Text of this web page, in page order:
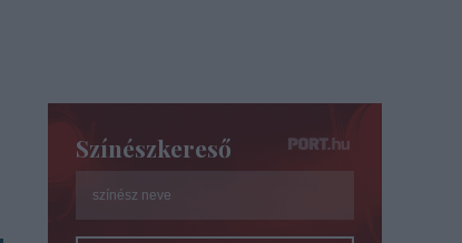
Színészkereső